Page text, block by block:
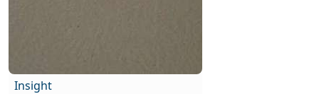
Insight